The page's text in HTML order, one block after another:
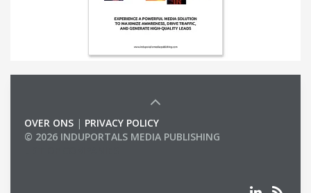
OVER ONS | PRIVACY POLICY
© 2026 INDUPORTALS MEDIA PUBLISHING